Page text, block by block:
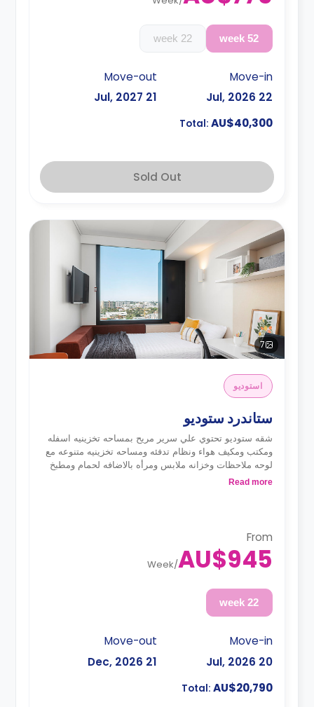
52 week
22 week
Move-in
22 Jul, 2026
Move-out
21 Jul, 2027
Total: AU$40,300
Sold Out
7
استوديو
ستاندرد ستوديو
شقه ستوديو تحتوي علي سرير مريح بمساحه تخزينيه اسفله
ومكتب ومكيف هواء ونظام تدفئه ومساحه تخزينيه متنوعه مع
لوحه ملاحظات وخزانه ملابس ومرأه بالاضافه لحمام ومطبخ
متكامل
Read more
From
AU$945
/
Week
22 week
Move-in
20 Jul, 2026
Move-out
21 Dec, 2026
Total: AU$20,790